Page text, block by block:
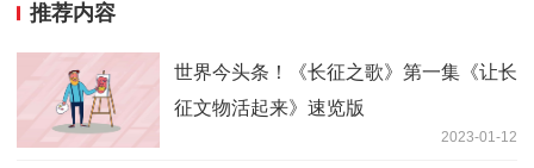
推荐内容
世界今头条！《长征之歌》第一集《让长
征文物活起来》速览版
2023-01-12